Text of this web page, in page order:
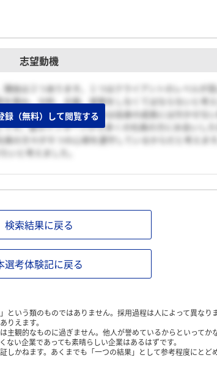
志望動機
由は２つあります。１つはクライアントのレベルが高
掴み、分析、企画、提案をしなくてはならないと考え
業力を身につけられるのは自身の成長には欠かせない
す。夏のインターンから多くの社員の方にお会いした
の方々が８つの心得を遵守しているからだと考えま
いと考えました。
録（無料）して閲覧する
検索結果に戻る
選考体験記に戻る
という類のものではありません。採用過程は人によって異なり
りえます。
主観的なものに過ぎません。他人が誉めているからといってか
い企業であっても素晴らしい企業はあるはずです。
かねます。あくまでも「一つの結果」として参考程度にとど